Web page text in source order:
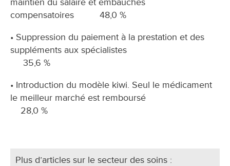
compensatoires 48,0 %
• Suppression du paiement à la prestation et des
suppléments aux spécialistes
35,6 %
• Introduction du modèle kiwi. Seul le médicament
le meilleur marché est remboursé
28,0 %
Plus d’articles sur le secteur des soins :